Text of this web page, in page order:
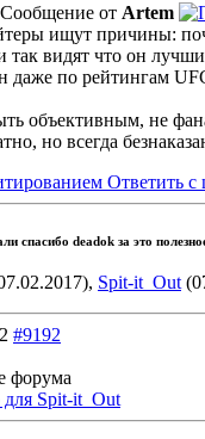
Сообщение от Artem
ищут причины:
так видят что он
даже по рейтингам
объективным, не
но всегда
Ответить с
cпасибо deadok за это
Spit-it_Out
#9192